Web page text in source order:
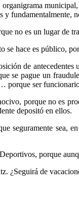
y fundamentalmente,
no es un lugar de
hace es público,
de
se pague un
porque ser
porque no es
depositó en ellos.
seguramente sea,
porque
¿Seguirá de